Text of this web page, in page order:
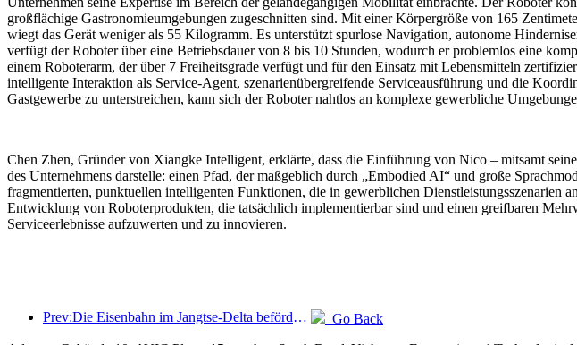
großflächige Gastronomieumgebungen zugeschnitten sind. Mit einer Körpergröße von 165
wiegt das Gerät weniger als 55 Kilogramm. Es unterstützt spurlose Navigation, autonome
verfügt der Roboter über eine Betriebsdauer von 8 bis 10 Stunden, wodurch er problemlos eine
einem Roboterarm, der über 7 Freiheitsgrade verfügt und für den Einsatz mit Lebensmitteln
intelligente Interaktion als Service-Agent, szenarienübergreifende Serviceausführung und die
Gastgewerbe zu unterstreichen, kann sich der Roboter nahtlos an komplexe gewerbliche
Chen Zhen, Gründer von Xiangke Intelligent, erklärte, dass die Einführung von Nico – mitsamt
des Unternehmens darstelle: einen Pfad, der maßgeblich durch „Embodied AI“ und große
fragmentierten, punktuellen intelligenten Funktionen, die in gewerblichen Dienstleistungsszenarien
Entwicklung von Roboterprodukten, die tatsächlich implementierbar sind und einen greifbaren
Serviceerlebnisse aufzuwerten und zu innovieren.
Prev:Die Eisenbahn im Jangtse-Delta beförderte während der Maifeiertage über 21,38 Millionen Fahrgäste.
Go Back